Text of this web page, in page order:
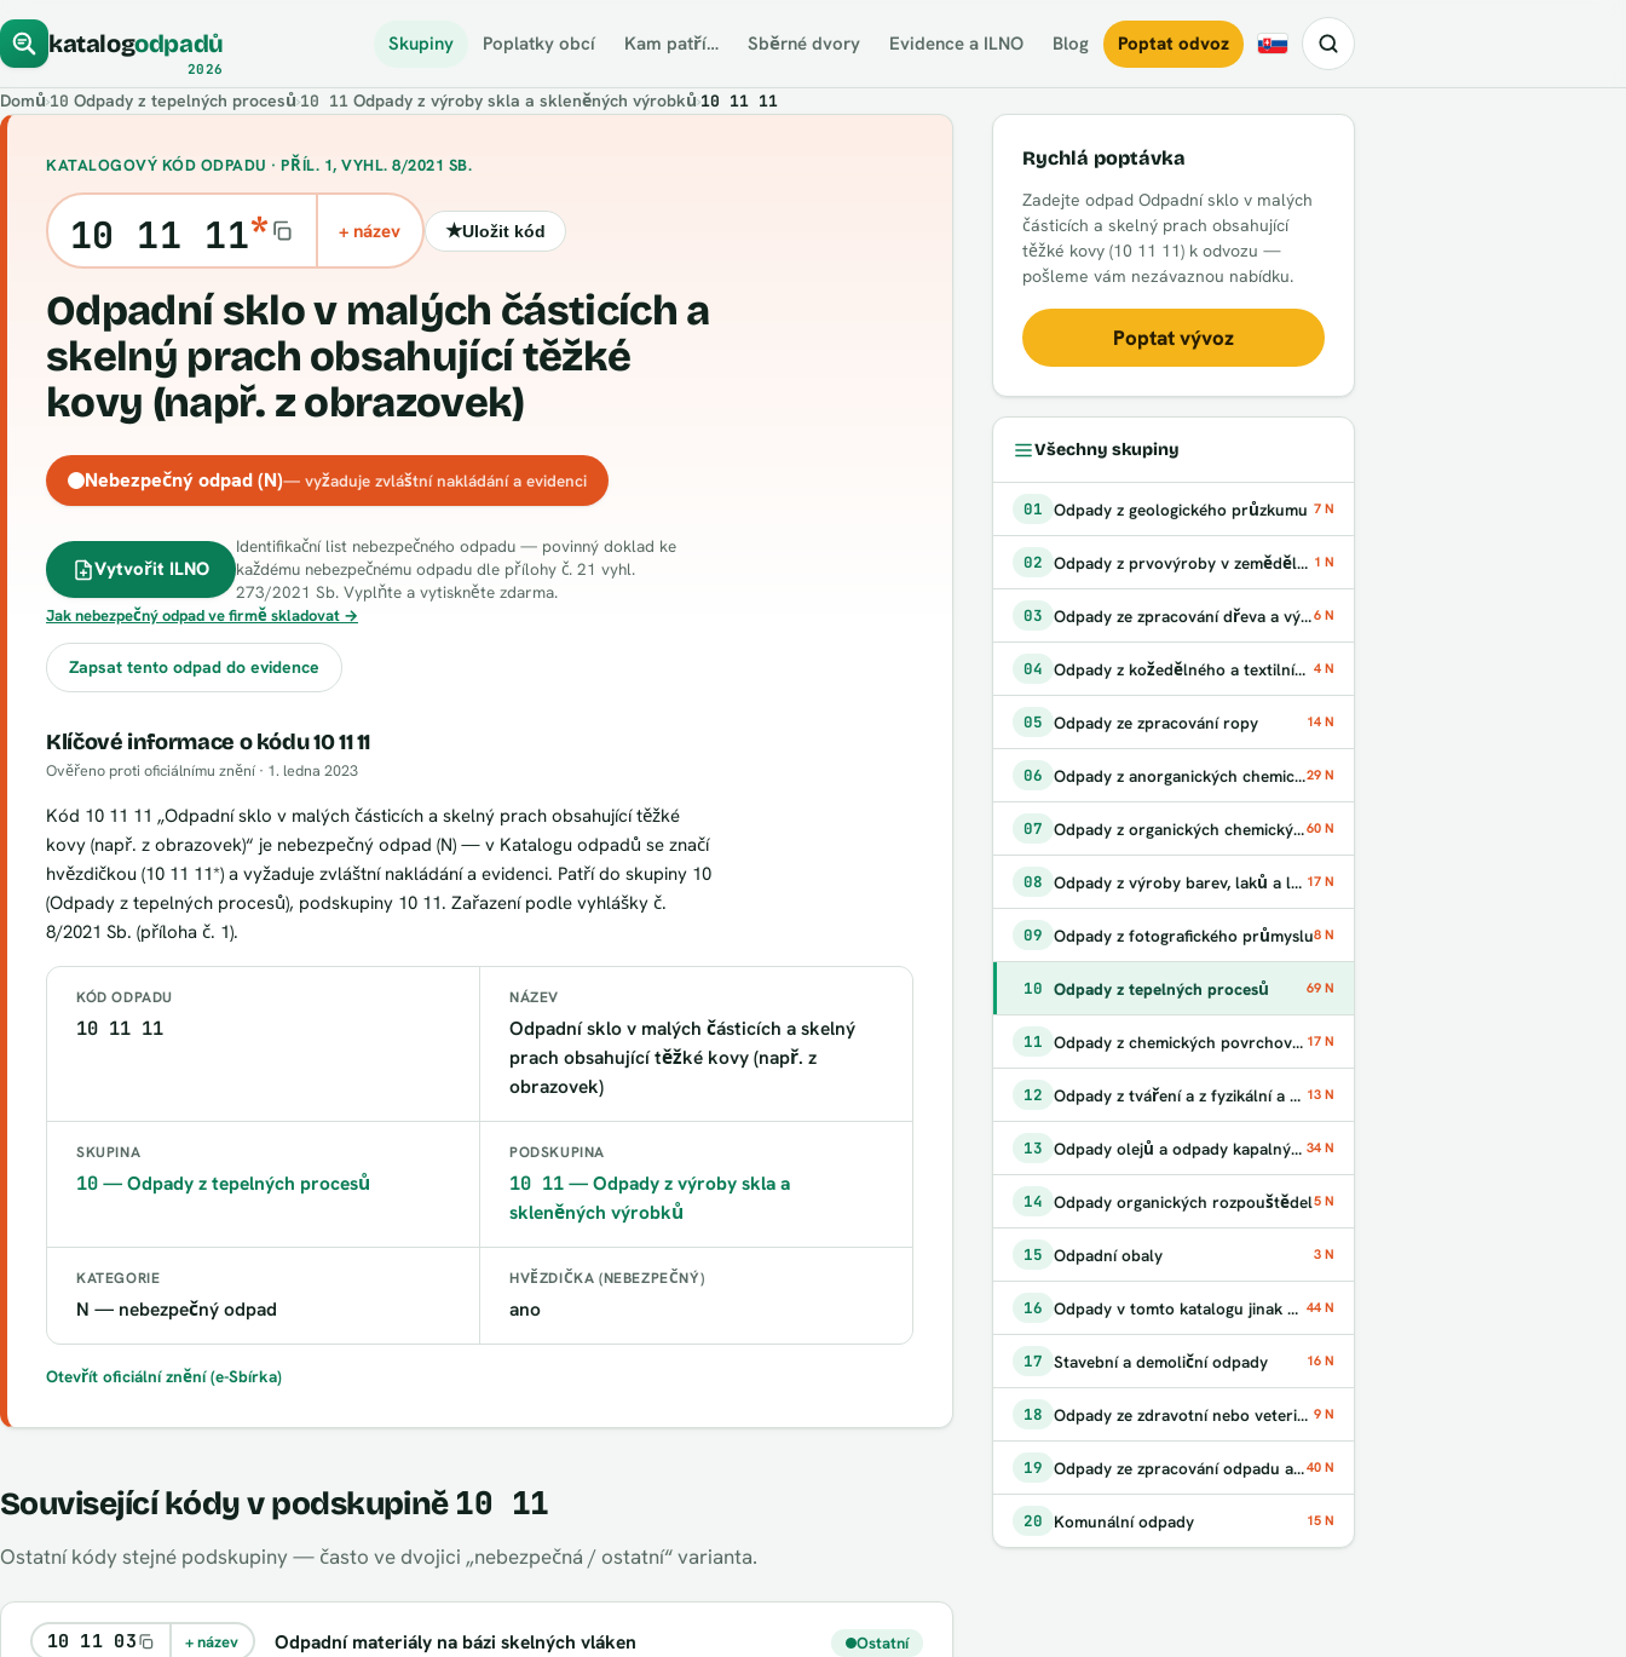
katalogodpadů
2026
Skupiny Poplatky obcí Kam patří… Sběrné dvory Evidence a ILNO Blog Poptat odvoz Slovensky
Domů›10 Odpady z tepelných procesů›10 11 Odpady z výroby skla a skleněných výrobků›10 11 11
KATALOGOVÝ KÓD ODPADU · PŘÍL. 1, VYHL. 8/2021 SB.
10 11 11* + název ★Uložit kód
Odpadní sklo v malých částicích a
skelný prach obsahující těžké
kovy (např. z obrazovek)
Nebezpečný odpad (N)— vyžaduje zvláštní nakládání a evidenci
Vytvořit ILNO
Identifikační list nebezpečného odpadu — povinný doklad ke
každému nebezpečnému odpadu dle přílohy č. 21 vyhl.
273/2021 Sb. Vyplňte a vytiskněte zdarma.
Jak nebezpečný odpad ve firmě skladovat →
Zapsat tento odpad do evidence
Klíčové informace o kódu 10 11 11
Ověřeno proti oficiálnímu znění · 1. ledna 2023
Kód 10 11 11 „Odpadní sklo v malých částicích a skelný prach obsahující těžké
kovy (např. z obrazovek)“ je nebezpečný odpad (N) — v Katalogu odpadů se značí
hvězdičkou (10 11 11*) a vyžaduje zvláštní nakládání a evidenci. Patří do skupiny 10
(Odpady z tepelných procesů), podskupiny 10 11. Zařazení podle vyhlášky č.
8/2021 Sb. (příloha č. 1).
KÓD ODPADU
10 11 11
NÁZEV
Odpadní sklo v malých částicích a skelný
prach obsahující těžké kovy (např. z
obrazovek)
SKUPINA
10— Odpady z tepelných procesů
PODSKUPINA
10 11— Odpady z výroby skla a
skleněných výrobků
KATEGORIE
N — nebezpečný odpad
HVĚZDIČKA (NEBEZPEČNÝ)
ano
Otevřít oficiální znění (e-Sbírka)
Související kódy v podskupině 10 11
Ostatní kódy stejné podskupiny — často ve dvojici „nebezpečná / ostatní“ varianta.
10 11 03 + název Odpadní materiály na bázi skelných vláken Ostatní
Rychlá poptávka
Zadejte odpad Odpadní sklo v malých
částicích a skelný prach obsahující
těžké kovy (10 11 11) k odvozu —
pošleme vám nezávaznou nabídku.
Poptat vývoz
Všechny skupiny
01 Odpady z geologického průzkumu 7 N
02 Odpady z prvovýroby v zemědělství 1 N
03 Odpady ze zpracování dřeva a výroby desek6 N
04 Odpady z kožedělného a textilního průmyslu 4 N
05 Odpady ze zpracování ropy 14 N
06 Odpady z anorganických chemických procesů29 N
07 Odpady z organických chemických procesů60 N
08 Odpady z výroby barev, laků a lepidel 17 N
09 Odpady z fotografického průmyslu8 N
10 Odpady z tepelných procesů 69 N
11 Odpady z chemických povrchových úprav 17 N
12 Odpady z tváření a z fyzikální a mechanické úpravy povrchu kovů a plastů 13 N
13 Odpady olejů a odpady kapalných paliv 34 N
14 Odpady organických rozpouštědel5 N
15 Odpadní obaly 3 N
16 Odpady v tomto katalogu jinak neurčené 44 N
17 Stavební a demoliční odpady 16 N
18 Odpady ze zdravotní nebo veterinární péče a /nebo z výzkumu s nimi souvisejícího 9 N
19 Odpady ze zpracování odpadu a z ČOV40 N
20 Komunální odpady 15 N